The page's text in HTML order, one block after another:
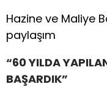
Hazine ve Maliye
paylaşım
“60 YILDA
BAŞARDIK”